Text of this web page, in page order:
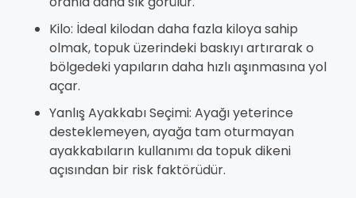
Kilo: İdeal kilodan daha fazla kiloya sahip
olmak, topuk üzerindeki baskıyı artırarak o
bölgedeki yapıların daha hızlı aşınmasına yol
açar.
Yanlış Ayakkabı Seçimi: Ayağı yeterince
desteklemeyen, ayağa tam oturmayan
ayakkabıların kullanımı da topuk dikeni
açısından bir risk faktörüdür.